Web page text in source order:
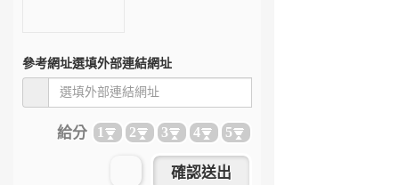
參考網址選填外部連結網址
給分 1 2 3 4 5